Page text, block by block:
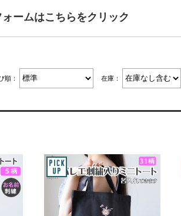
ームはこちらをクリック
順： 在庫：